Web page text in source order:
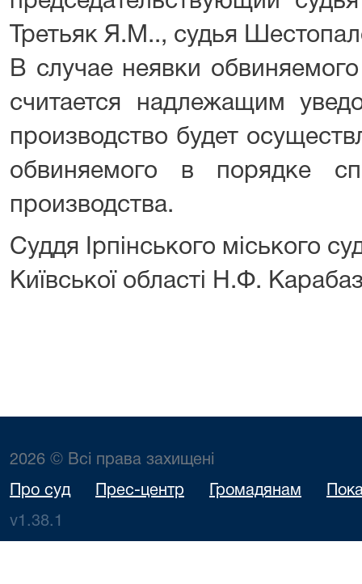
Третьяк Я.М.., судья
В случае неявки
считается надлежащим
производство будет
обвиняемого в порядке
производства.
Суддя Ірпінського міського
Київської області Н.Ф.
2026 © Всі права захищені
Про суд Прес-центр Громадянам
v1.38.1